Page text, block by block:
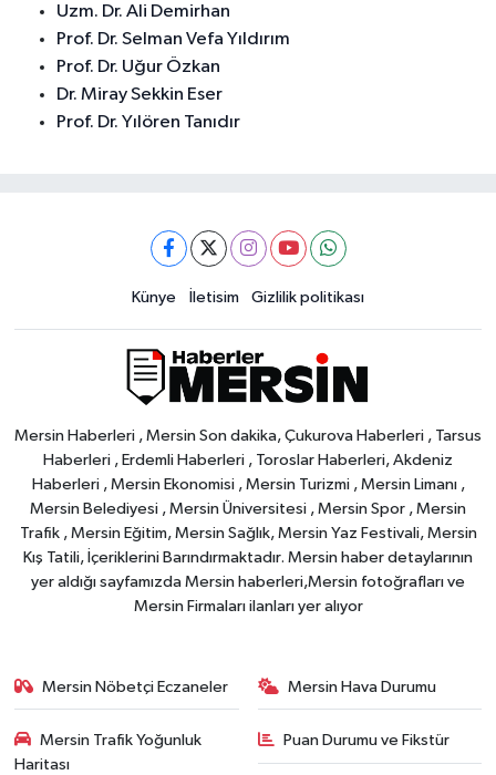
Uzm. Dr. Ali Demirhan
Prof. Dr. Selman Vefa Yıldırım
Prof. Dr. Uğur Özkan
Dr. Miray Sekkin Eser
Prof. Dr. Yılören Tanıdır
Künye İletisim Gizlilik politikası
Mersin Haberleri , Mersin Son dakika, Çukurova Haberleri , Tarsus
Haberleri , Erdemli Haberleri , Toroslar Haberleri, Akdeniz
Haberleri , Mersin Ekonomisi , Mersin Turizmi , Mersin Limanı ,
Mersin Belediyesi , Mersin Üniversitesi , Mersin Spor , Mersin
Trafik , Mersin Eğitim, Mersin Sağlık, Mersin Yaz Festivali, Mersin
Kış Tatili, İçeriklerini Barındırmaktadır. Mersin haber detaylarının
yer aldığı sayfamızda Mersin haberleri,Mersin fotoğrafları ve
Mersin Firmaları ilanları yer alıyor
Mersin Nöbetçi Eczaneler Mersin Hava Durumu
Mersin Trafik Yoğunluk
Haritası
Puan Durumu ve Fikstür